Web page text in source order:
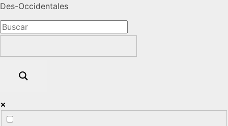
Des-Occidentales